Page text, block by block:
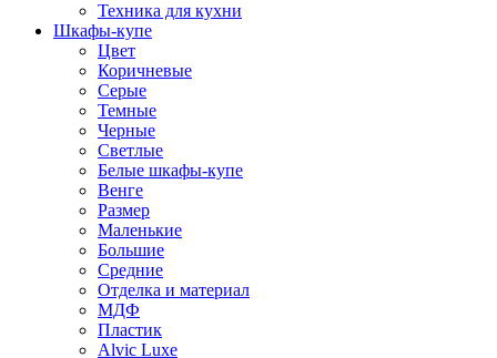
Техника для кухни
Шкафы-купе
Цвет
Коричневые
Серые
Темные
Черные
Светлые
Белые шкафы-купе
Венге
Размер
Маленькие
Большие
Средние
Отделка и материал
МДФ
Пластик
Alvic Luxe